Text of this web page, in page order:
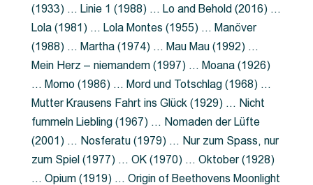
(1933) … Linie 1 (1988) … Lo and Behold (2016) …
Lola (1981) … Lola Montes (1955) … Manöver
(1988) … Martha (1974) … Mau Mau (1992) …
Mein Herz – niemandem (1997) … Moana (1926)
… Momo (1986) … Mord und Totschlag (1968) …
Mutter Krausens Fahrt ins Glück (1929) … Nicht
fummeln Liebling (1967) … Nomaden der Lüfte
(2001) … Nosferatu (1979) … Nur zum Spass, nur
zum Spiel (1977) … OK (1970) … Oktober (1928)
… Opium (1919) … Origin of Beethovens Moonlight